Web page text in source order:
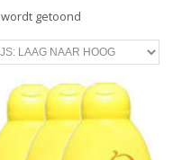
wordt getoond
op
prijs:
laag
naar
hoog